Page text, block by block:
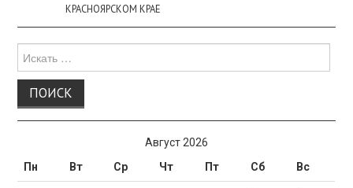
КРАСНОЯРСКОМ КРАЕ
для:
Август 2026
Пн
Вт Ср Чт Пт Сб Вс